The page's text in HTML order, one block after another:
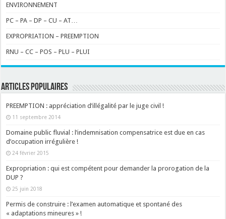
ENVIRONNEMENT
PC – PA – DP – CU – AT…
EXPROPRIATION – PREEMPTION
RNU – CC – POS – PLU – PLUI
ARTICLES POPULAIRES
PREEMPTION : appréciation d’illégalité par le juge civil !
11 septembre 2014
Domaine public fluvial : l’indemnisation compensatrice est due en cas
d’occupation irrégulière !
24 février 2015
Expropriation : qui est compétent pour demander la prorogation de la
DUP ?
25 juin 2018
Permis de construire : l’examen automatique et spontané des
« adaptations mineures » !